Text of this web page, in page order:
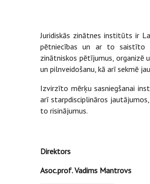
Juridiskās zinātnes institūts ir
pētniecības un ar to saistīto
zinātniskos pētījumus, organizē
un pilnveidošanu, kā arī sekmē
Izvirzīto mērķu sasniegšanai
arī starpdisciplināros
to risinājumus.
Direktors
Asoc.prof. Vadims Mantrovs